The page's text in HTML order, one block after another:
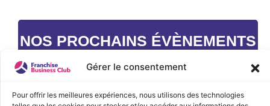
Gérer le consentement
Pour offrir les meilleures expériences, nous utilisons des technologies
NOS PROCHAINS ÉVÈNEMENTS